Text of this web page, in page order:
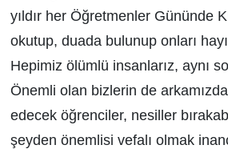
yıldır her Öğretmenler Gününde
okutup, duada bulunup onları
Hepimiz ölümlü insanlarız, aynı
Önemli olan bizlerin de
edecek öğrenciler, nesiller
şeyden önemlisi vefalı olmak